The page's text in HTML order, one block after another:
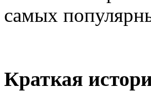
самых
Краткая